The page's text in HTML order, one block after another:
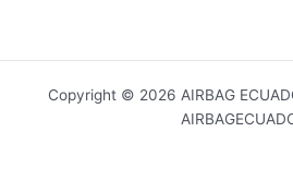
Copyright © 2026 AIRBAG